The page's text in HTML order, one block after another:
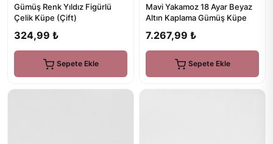
Gümüş Renk Yıldız Figürlü
Çelik Küpe (Çift)
324,99 ₺
Sepete Ekle
Mavi Yakamoz 18 Ayar Beyaz
Altın Kaplama Gümüş Küpe
7.267,99 ₺
Sepete Ekle